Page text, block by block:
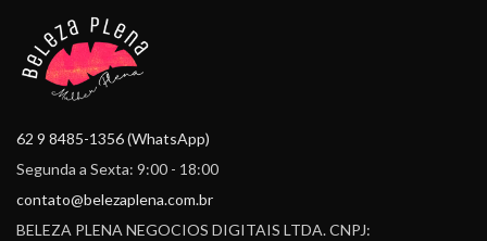
62 9 8485-1356 (WhatsApp)
Segunda a Sexta: 9:00 - 18:00
contato@belezaplena.com.br
BELEZA PLENA NEGOCIOS DIGITAIS LTDA. CNPJ: